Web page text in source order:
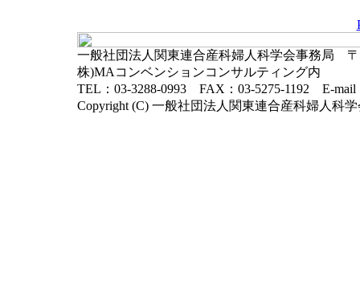
一般社団法人関東連合産科婦人科学会事務局 〒
株)MAコンベンションコンサルティング内
TEL：03-3288-0993 FAX：03-5275-1192 E-mail
Copyright (C) 一般社団法人関東連合産科婦人科